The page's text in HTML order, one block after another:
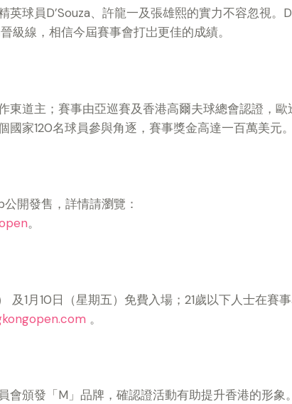
球員D’Souza、許龍一及張雄熙的實力不容忽視。
級線，相信今屆賽事會打岀更佳的成績。
東道主；賽事由亞巡賽及香港高爾夫球總會認證，
家120名球員參與角逐，賽事獎金高達一百萬美元。
開發售，詳情請瀏覽：
。
及1月10日（星期五）免費入場；21歲以下人士在賽
。
會頒發「M」品牌，確認證活動有助提升香港的形象